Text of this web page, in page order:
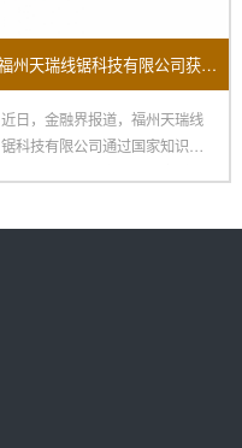
福州天瑞线锯科技有限公司获新专利：提升开方机换料效率助力制造业变革
近日，金融界报道，福州天瑞线
锯科技有限公司通过国家知识产